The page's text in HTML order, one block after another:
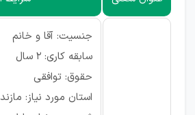
جنسیت: آقا و خانم
سابقه کاری: 2 سال
حقوق: توافقی
استان مورد نیاز: